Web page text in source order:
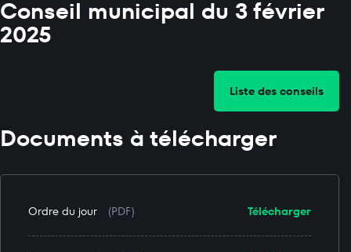
Conseil municipal du 3 février
2025
Liste des conseils
Documents à télécharger
Télécharger
Ordre du jour (PDF)